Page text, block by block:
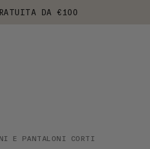
DA €100
E PANTALONI CORTI